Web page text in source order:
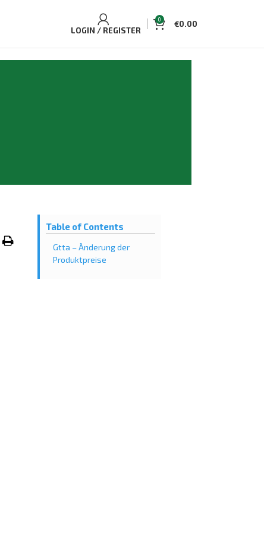
LOGIN / REGISTER
0 €0.00
Table of Contents
Gtta – Änderung der
Produktpreise